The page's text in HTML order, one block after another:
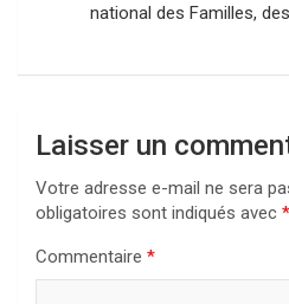
national des Familles,
Laisser un
Votre adresse e-mail ne sera
obligatoires sont indiqués avec *
Commentaire *